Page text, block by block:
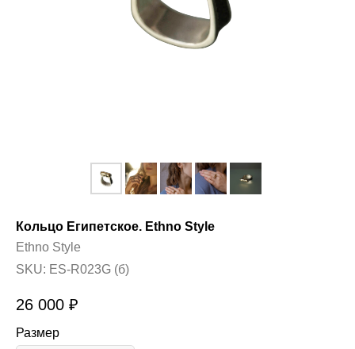
Кольцо Египетское. Ethno Style
Ethno Style
SKU: ES-R023G (б)
26 000 ₽
Размер